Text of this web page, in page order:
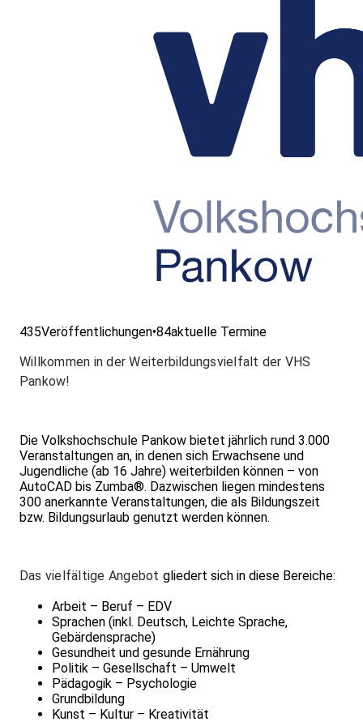
435Veröffentlichungen•84aktuelle Termine
Willkommen in der Weiterbildungsvielfalt der VHS
Pankow!
Die Volkshochschule Pankow bietet jährlich rund 3.000
Veranstaltungen an, in denen sich Erwachsene und
Jugendliche (ab 16 Jahre) weiterbilden können – von
AutoCAD bis Zumba®. Dazwischen liegen mindestens
300 anerkannte Veranstaltungen, die als Bildungszeit
bzw. Bildungsurlaub genutzt werden können.
Das vielfältige Angebot gliedert sich in diese Bereiche:
Arbeit – Beruf – EDV
Sprachen (inkl. Deutsch, Leichte Sprache,
Gebärdensprache)
Gesundheit und gesunde Ernährung
Politik – Gesellschaft – Umwelt
Pädagogik – Psychologie
Grundbildung
Kunst – Kultur – Kreativität